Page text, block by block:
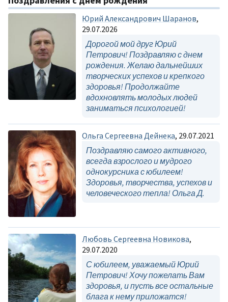
Юрий Александрович Шаранов,
29.07.2026
Дорогой мой друг Юрий
Петрович! Поздравляю с днем
рождения. Желаю дальнейших
творческих успехов и крепкого
здоровья! Продолжайте
вдохновлять молодых людей
заниматься психологией!
Ольга Сергеевна Дейнека, 29.07.2021
Поздравляю самого активного,
всегда взрослого и мудрого
однокурсника с юбилеем!
Здоровья, творчества, успехов и
человеческого тепла! Ольга Д.
Любовь Сергеевна Новикова,
29.07.2020
С юбилеем, уважаемый Юрий
Петрович! Хочу пожелать Вам
здоровья, и пусть все остальные
блага к нему приложатся!